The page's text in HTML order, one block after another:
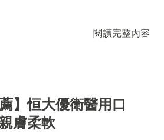
閱讀完整內容
】恒大優衛醫用口
膚柔軟